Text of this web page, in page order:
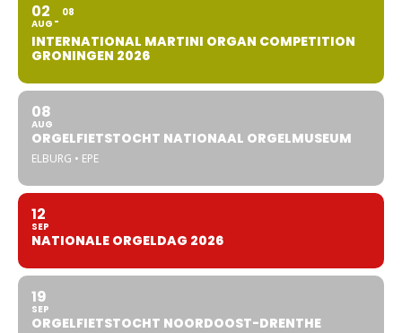
02
AUG
08
INTERNATIONAL MARTINI ORGAN COMPETITION
GRONINGEN 2026
08
AUG
ORGELFIETSTOCHT NATIONAAL ORGELMUSEUM
ELBURG • EPE
12
SEP
NATIONALE ORGELDAG 2026
19
SEP
ORGELFIETSTOCHT NOORDOOST-DRENTHE